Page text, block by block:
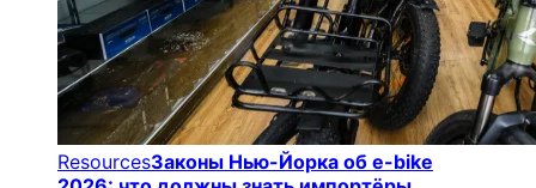
ResourcesЗаконы Нью-Йорка об e-bike